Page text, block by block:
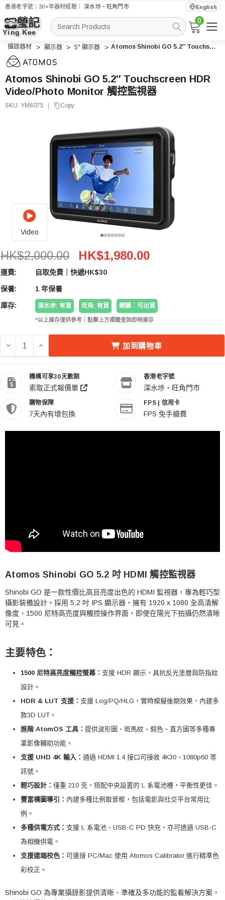
香港老字號｜30+年器材經驗｜深水埗・旺角門市 English
搜
0
攝錄器材 顯示器 5" 顯示器 Atomos Shinobi GO 5.2″ Touchscreen HDR Video/Photo Monitor 觸控監視器
Atomos Shinobi GO 5.2″ Touchscreen HDR
Video/Photo Monitor 觸控監視器
SKU: YM6075 Copy
Video
Atomos Shinobi GO 5.2″ Touchscreen HDR Video/
HK$2,000.00 HK$1,980.00
運費: 自取免費｜快遞HK$30
保養: 1 年保養
庫存: 深水埗: 有貨 旺角: 有貨 網購：可出貨
*以上庫存僅供參考｜點擊上方標籤查詢即時庫存
減少 ATOMOS SHINOBI GO 5.2″ TOUCHSCREEN HDR
增加 ATOMOS SHINOBI GO 5.2″
加到購物車
機構可享30天數期
索取正式報價單
香港老字號
深水埗・旺角門市
購物保障
7天內有壞包換
FPS | 信用卡
FPS 免手續費
Atomos Shinobi GO 5.2 吋 HDMI 觸控監視器
Shinobi GO 是一款性價比高且亮度出色的 HDMI 監視器，專為輕巧型
攝影裝備設計。採用 5.2 吋 IPS 顯示器，擁有 1920 x 1080 全高清解
像度、1500 尼特高亮度與觸控操作界面，即使在陽光下拍攝仍然清晰
可見。
主要特色：
1500 尼特高亮度觸控螢幕： 支援 HDR 顯示，具抗反光塗層與防指紋
設計。
HDR & LUT 支援： 支援 Log/PQ/HLG，實時模擬後期效果，內建多
款3D LUT。
進階 AtomOS 工具：提供波形圖、斑馬紋、假色、直方圖等多種專
業影像輔助功能。
支援 UHD 4K 輸入：通過 HDMI 1.4 接口可接收 4K30、1080p60 等
訊號。
輕巧設計：僅重 210 克，搭配中央設置的 L 系電池槽，平衡性更佳。
豐富構圖導引： 內建多種比例取景框，包括電影與社交平台常用比
例。
多種供電方式： 支援 L 系電池、USB-C PD 快充，亦可透過 USB-C
為相機供電。
支援遠端校色：可連接 PC/Mac 使用 Atomos Calibrator 進行精準色
彩校正。
Shinobi GO 為專業攝錄影提供清晰、準確及多功能的監看解決方案，